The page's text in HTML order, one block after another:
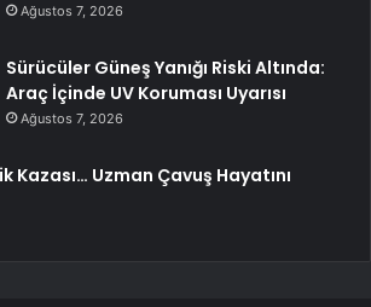
Ağustos 7, 2026
Sürücüler Güneş Yanığı Riski Altında:
Araç İçinde UV Koruması Uyarısı
Ağustos 7, 2026
Kazası… Uzman Çavuş Hayatını